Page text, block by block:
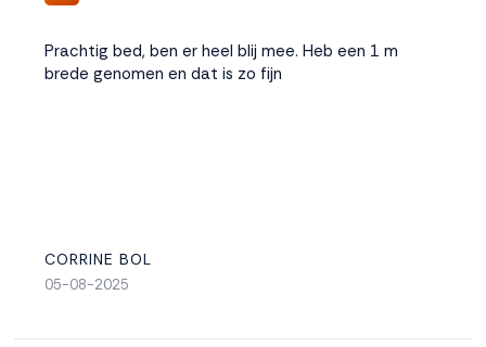
Prachtig bed, ben er heel blij mee. Heb een 1 m
brede genomen en dat is zo fijn
CORRINE BOL
05-08-2025